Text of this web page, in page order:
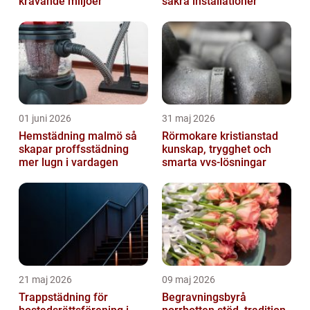
01 juni 2026
Hemstädning malmö så
skapar proffsstädning
mer lugn i vardagen
31 maj 2026
Rörmokare kristianstad
kunskap, trygghet och
smarta vvs-lösningar
21 maj 2026
Trappstädning för
09 maj 2026
Begravningsbyrå